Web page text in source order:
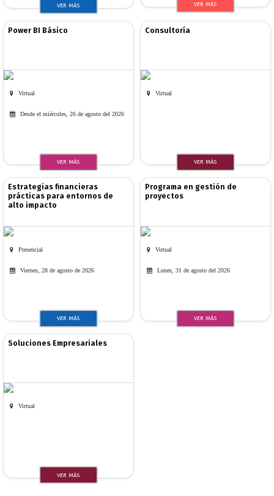
VER MÁS VER MÁS
Power BI Básico
Virtual
Desde el miércoles, 26 de agosto del 2026
VER MÁS
Consultoría
Virtual
VER MÁS
Estrategias financieras
prácticas para entornos de
alto impacto
Presencial
Viernes, 28 de agosto de 2026
VER MÁS
Programa en gestión de
proyectos
Virtual
Lunes, 31 de agosto del 2026
VER MÁS
Soluciones Empresariales
Virtual
VER MÁS